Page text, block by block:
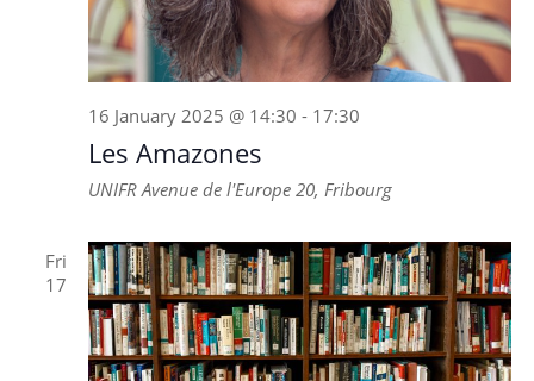
16 January 2025 @ 14:30 - 17:30
Les Amazones
UNIFRAvenue de l'Europe 20, Fribourg
Fri
17